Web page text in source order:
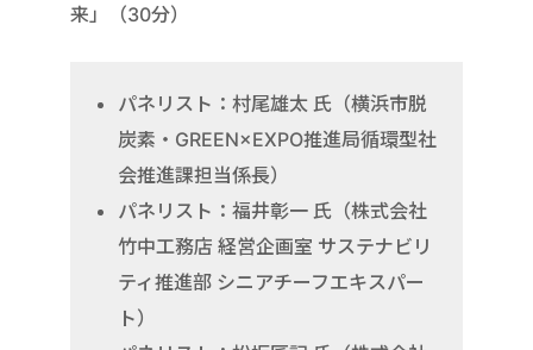
来」（30分）
パネリスト：村尾雄太 氏（横浜市脱
炭素・GREEN×EXPO推進局循環型社
会推進課担当係長）
パネリスト：福井彰一 氏（株式会社
竹中工務店 経営企画室 サステナビリ
ティ推進部 シニアチーフエキスパー
ト）